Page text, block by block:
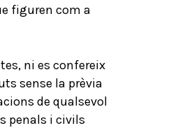
figuren com a
ni es confereix
sense la prèvia
de qualsevol
penals i civils